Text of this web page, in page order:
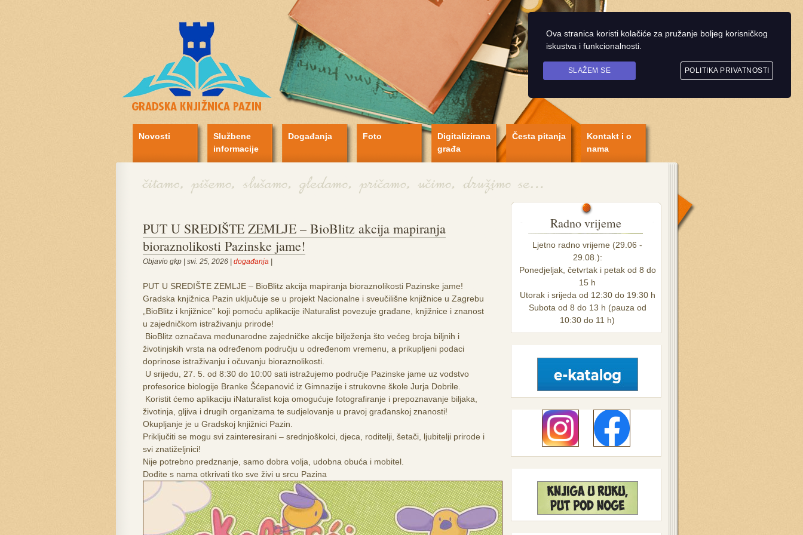
Novosti
Službene
informacije
Događanja Foto
Digitalizirana
građa
Česta pitanja
Kontakt i o
nama
PUT U SREDIŠTE ZEMLJE – BioBlitz akcija mapiranja
bioraznolikosti Pazinske jame!
Objavio gkp | svi. 25, 2026 | događanja|
PUT U SREDIŠTE ZEMLJE – BioBlitz akcija mapiranja bioraznolikosti Pazinske jame!
Gradska knjižnica Pazin uključuje se u projekt Nacionalne i sveučilišne knjižnice u Zagrebu
„BioBlitz i knjižnice” koji pomoću aplikacije iNaturalist povezuje građane, knjižnice i znanost
u zajedničkom istraživanju prirode!
BioBlitz označava međunarodne zajedničke akcije bilježenja što većeg broja biljnih i
životinjskih vrsta na određenom području u određenom vremenu, a prikupljeni podaci
doprinose istraživanju i očuvanju bioraznolikosti.
U srijedu, 27. 5. od 8:30 do 10:00 sati istražujemo područje Pazinske jame uz vodstvo
profesorice biologije Branke Šćepanović iz Gimnazije i strukovne škole Jurja Dobrile.
Koristit ćemo aplikaciju iNaturalist koja omogućuje fotografiranje i prepoznavanje biljaka,
životinja, gljiva i drugih organizama te sudjelovanje u pravoj građanskoj znanosti!
Okupljanje je u Gradskoj knjižnici Pazin.
Priključiti se mogu svi zainteresirani – srednjoškolci, djeca, roditelji, šetači, ljubitelji prirode i
svi znatiželjnici!
Nije potrebno predznanje, samo dobra volja, udobna obuća i mobitel.
Dođite s nama otkrivati tko sve živi u srcu Pazina
Radno vrijeme
Ljetno radno vrijeme (29.06 -
29.08.):
Ponedjeljak, četvrtak i petak od 8 do
15 h
Utorak i srijeda od 12:30 do 19:30 h
Subota od 8 do 13 h (pauza od
10:30 do 11 h)
Ova stranica koristi kolačiće za pružanje boljeg korisničkog
iskustva i funkcionalnosti.
SLAŽEM SE POLITIKA PRIVATNOSTI